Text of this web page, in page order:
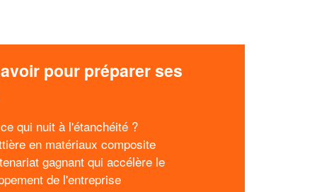
pour préparer ses
qui nuit à l'étanchéité ?
en matériaux composite
gagnant qui accélère le
de l'entreprise